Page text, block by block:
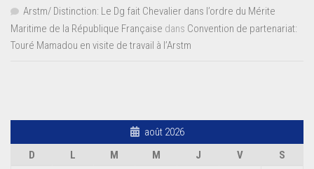
Arstm/ Distinction: Le Dg fait Chevalier dans l’ordre du Mérite
Maritime de la République Française dans Convention de partenariat:
Touré Mamadou en visite de travail à l’Arstm
août 2026
D
L M M J V
S